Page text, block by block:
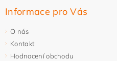
Informace pro Vás
O nás
Kontakt
Hodnocení obchodu